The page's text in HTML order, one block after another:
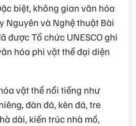
biệt, không gian văn hóa
Nguyên và Nghệ thuật Bài
được Tổ chức UNESCO ghi
hóa phi vật thể đại diện
vật thể nổi tiếng như
đàn đá, kèn đá, tre
dài, kiến trúc nhà mồ,